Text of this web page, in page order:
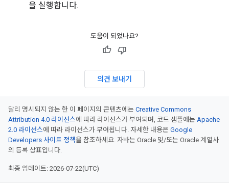
을 실행합니다.
도움이 되었나요?
의견 보내기
달리 명시되지 않는 한 이 페이지의 콘텐츠에는 Creative Commons
Attribution 4.0 라이선스에 따라 라이선스가 부여되며, 코드 샘플에는 Apache
2.0 라이선스에 따라 라이선스가 부여됩니다. 자세한 내용은 Google
Developers 사이트 정책을 참조하세요. 자바는 Oracle 및/또는 Oracle 계열사
의 등록 상표입니다.
최종 업데이트: 2026-07-22(UTC)